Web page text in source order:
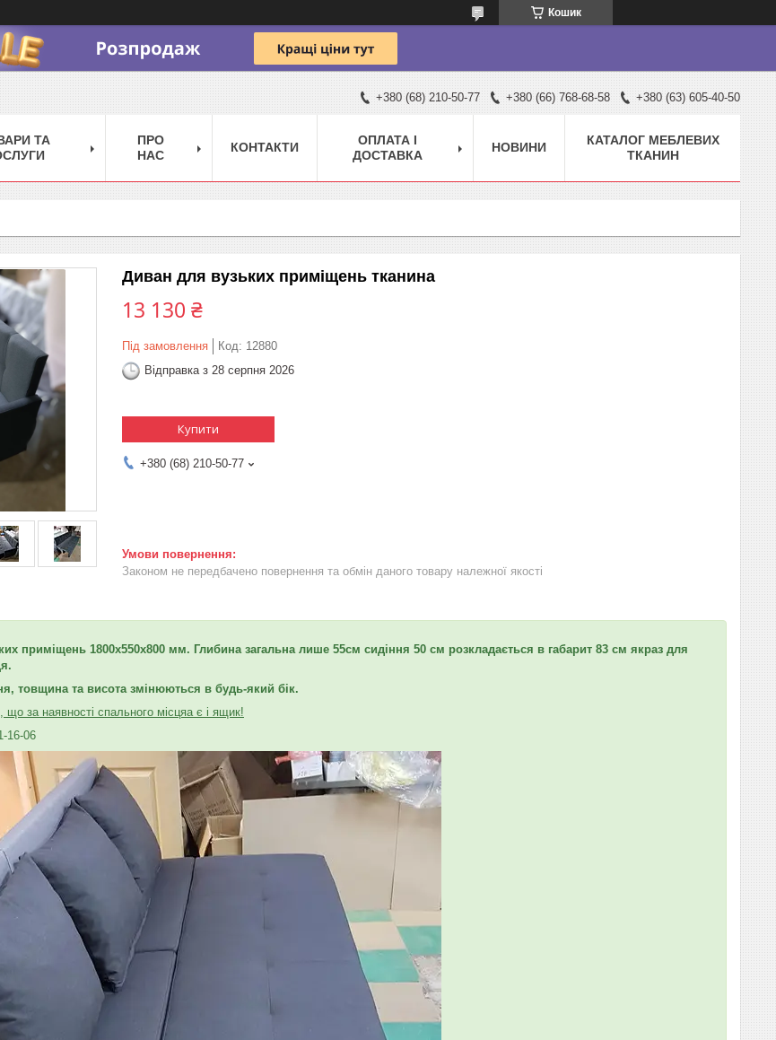
Кошик
+380 (68) 210-50-77 +380 (66) 768-68-58 +380 (63) 605-40-50
ТА
ПРО
НАС
КОНТАКТИ
ОПЛАТА І
ДОСТАВКА
НОВИНИ
КАТАЛОГ МЕБЛЕВИХ
ТКАНИН
Диван для вузьких приміщень тканина
13 130 ₴
Під замовлення Код: 12880
Відправка з 28 серпня 2026
Купити
+380 (68) 210-50-77
Законом не передбачено повернення та обмін даного товару належної якості
приміщень 1800х550х800 мм. Глибина загальна лише 55см сидіння 50 см розкладається в габарит 83 см якраз для
товщина та висота змінюються в будь-який бік.
що за наявності спального місцяа є і ящик!
16-06